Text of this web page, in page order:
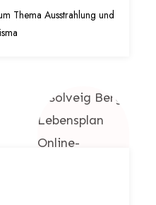
Thema Ausstrahlung und